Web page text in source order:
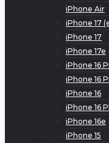
iPhone Air
iPhone 17
iPhone 17
iPhone 17e
iPhone 16
iPhone 16
iPhone 16
iPhone 16
iPhone 16e
iPhone 15